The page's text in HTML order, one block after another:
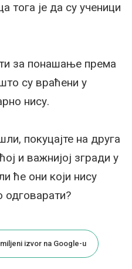
тога је да су ученици
за понашање према
су враћени у
нису.
покуцајте на друга
и важнијој згради у
ће они који нису
одговарати?
izvor na Google-u